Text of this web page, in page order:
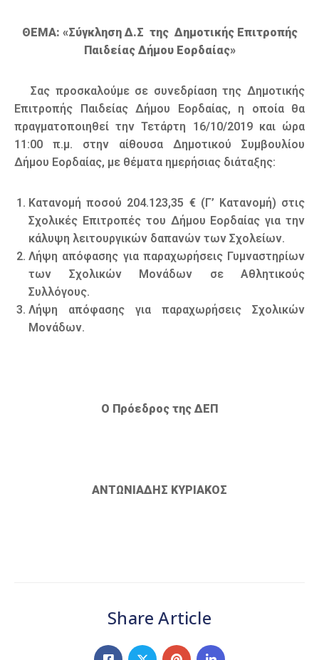
ΘΕΜΑ: «Σύγκληση Δ.Σ της Δημοτικής Επιτροπής
Παιδείας Δήμου Εορδαίας»
Σας προσκαλούμε σε συνεδρίαση της Δημοτικής
Επιτροπής Παιδείας Δήμου Εορδαίας, η οποία θα
πραγματοποιηθεί την Τετάρτη 16/10/2019 και ώρα
11:00 π.μ. στην αίθουσα Δημοτικού Συμβουλίου
Δήμου Εορδαίας, με θέματα ημερήσιας διάταξης:
Κατανομή ποσού 204.123,35 € (Γ’ Κατανομή) στις
Σχολικές Επιτροπές του Δήμου Εορδαίας για την
κάλυψη λειτουργικών δαπανών των Σχολείων.
Λήψη απόφασης για παραχωρήσεις Γυμναστηρίων
των Σχολικών Μονάδων σε Αθλητικούς
Συλλόγους.
Λήψη απόφασης για παραχωρήσεις Σχολικών
Μονάδων.
Ο Πρόεδρος της ΔΕΠ
ΑΝΤΩΝΙΑΔΗΣ ΚΥΡΙΑΚΟΣ
Share Article